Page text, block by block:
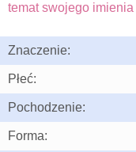
temat swojego imienia
Znaczenie:
Płeć:
Pochodzenie:
Forma: